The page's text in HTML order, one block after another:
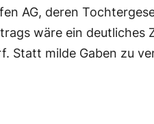
AG, deren
wäre ein
Statt milde Gaben zu